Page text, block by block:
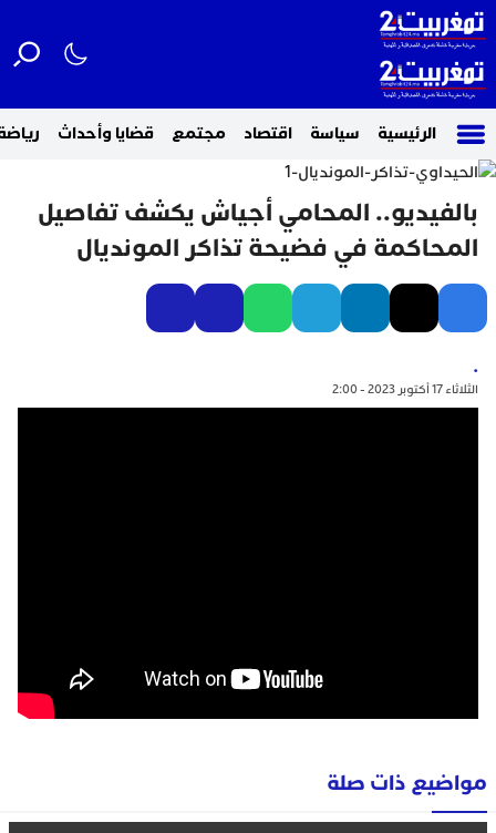
الرئيسية سياسة اقتصاد مجتمع قضايا وأحداث
بالفيديو.. المحامي أجياش يكشف تفاصيل
المحاكمة في فضيحة تذاكر المونديال
.
الثلاثاء 17 أكتوبر 2023 - 2:00
مواضيع ذات صلة